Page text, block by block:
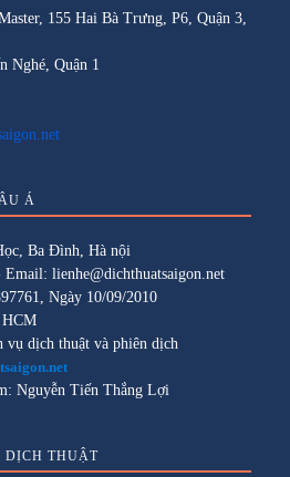
155 Hai Bà Trưng, P6, Quận 3,
Nghé, Quận 1
Á
Ba Đình, Hà nội
lienhe@dichthuatsaigon.net
Ngày 10/09/2010
dịch thuật và phiên dịch
Nguyễn Tiến Thắng Lợi
DỊCH THUẬT